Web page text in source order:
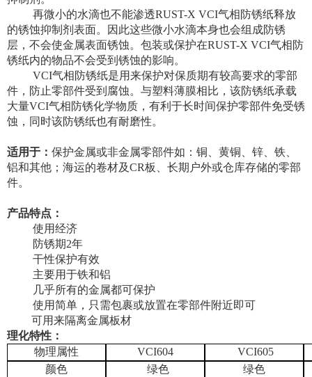
再微小的水滴也不能渗透RUST-X VCI气相防锈纸释放
的锈蚀抑制剂表面。因此这些微小水滴本身也会组成防锈
层，不会使金属表面锈蚀。 包装或保护在RUST-X VCI气相防
锈纸内的物品不会受到锈蚀的影响。
VCI气相防锈纸是用来保护对保质期有较高要求的零部
件，防止零部件受到腐蚀。与塑料薄膜相比，该防锈纸承载
大量VCI气相防锈化学物质，有利于长时间保护零部件免受锈
蚀，同时该防锈纸也有耐磨性。
适用于： 保护金属或非金属零部件如：铜、黄铜、锌、铁、
铝和其他；海运的卷材及CR板、长期户外或仓库存储的零部
件。
产品特点：
使用经济
防锈期2年
干性保护有效
主要用于铁和铝
几乎所有的金属都可保护
使用简单，只需包裹或放置在零部件附近即可
可用来隔离金属板材
理化特性：
物理属性
VCI604
VCI605
颜色
绿色
绿色